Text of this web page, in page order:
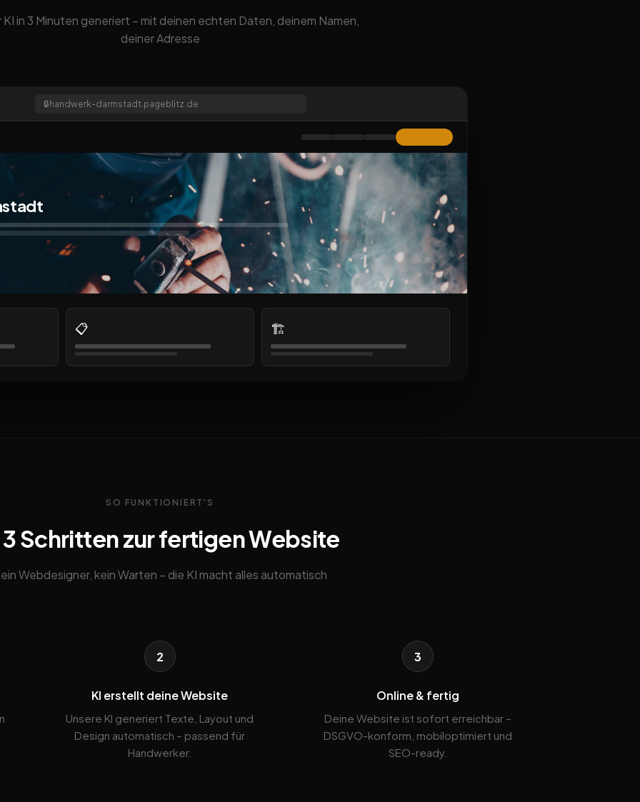
KI in 3 Minuten generiert – mit deinen echten Daten, deinem Namen,
deiner Adresse
🔒 handwerk-darmstadt.pageblitz.de
📋 🏗️
SO FUNKTIONIERT'S
3 Schritten zur fertigen Website
Webdesigner, kein Warten – die KI macht alles automatisch
2
KI erstellt deine Website
Unsere KI generiert Texte, Layout und
Design automatisch – passend für
Handwerker.
3
Online & fertig
Deine Website ist sofort erreichbar –
DSGVO-konform, mobiloptimiert und
SEO-ready.